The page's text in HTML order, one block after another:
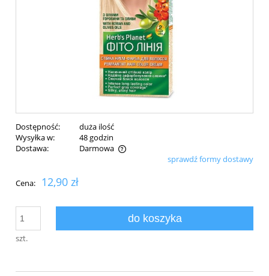
Dostępność:
duża ilość
Wysyłka w:
48 godzin
Dostawa:
Darmowa
Cena nie zawiera ewentualnych kosztów płatnościsprawdź formy dostawy
Cena: 12,90 zł
szt.
do koszyka